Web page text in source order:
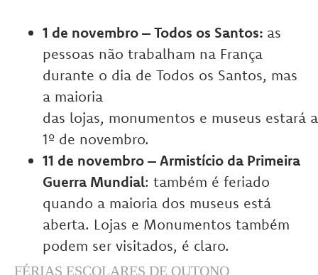
1 de novembro – Todos os Santos: as
pessoas não trabalham na França
durante o dia de Todos os Santos, mas
a maioria
das lojas, monumentos e museus estará
1º de novembro.
11 de novembro – Armistício da Primeira
Guerra Mundial: também é feriado
quando a maioria dos museus está
aberta. Lojas e Monumentos também
podem ser visitados, é claro.
FÉRIAS ESCOLARES DE OUTONO